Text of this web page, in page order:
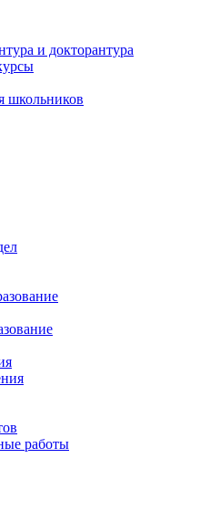
и докторантура
школьников
работы